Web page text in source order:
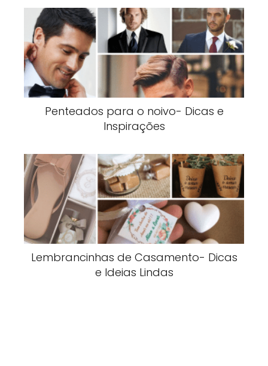
Penteados para o noivo- Dicas e
Inspirações
Lembrancinhas de Casamento- Dicas
e Ideias Lindas